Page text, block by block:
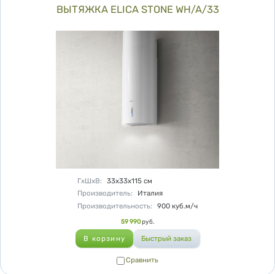
ВЫТЯЖКА ELICA STONE WH/A/33
Характеристики
ГхШхВ: 33х33х115 см
Производитель:
Италия
Производительность: 900 куб.м/ч
59 990 руб.
Сравнить